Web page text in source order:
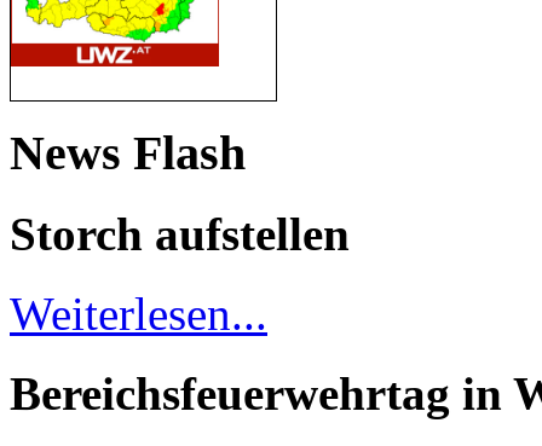
News Flash
Storch aufstellen
Weiterlesen...
Bereichsfeuerwehrtag in